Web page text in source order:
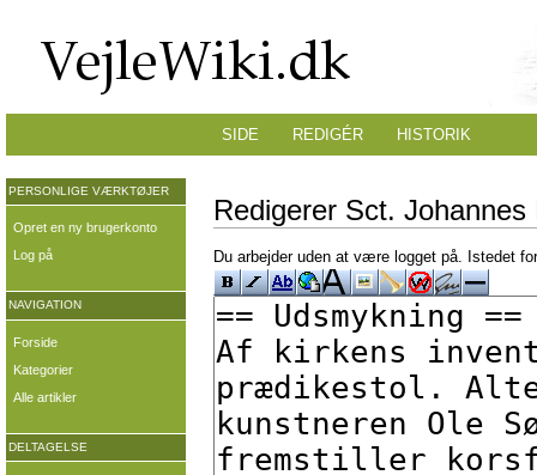
Redigerer Sct.
Du arbejder uden at være logget på. Istedet
SIDE REDIGÉR HISTORIK
PERSONLIGE VÆRKTØJER
Opret en ny brugerkonto
Log på
NAVIGATION
Forside
Kategorier
Alle artikler
DELTAGELSE